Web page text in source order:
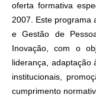
oferta formativa
2007. Este programa
e Gestão de
Inovação, com o
liderança, adaptação
institucionais,
cumprimento